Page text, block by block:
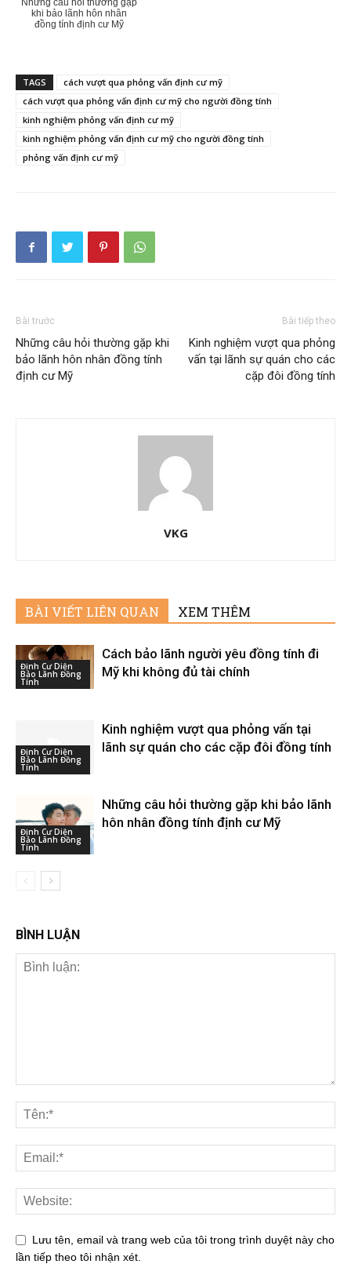
Những câu hỏi thường gặp
khi bảo lãnh hôn nhân
đồng tính định cư Mỹ
TAGS
cách vượt qua phỏng vấn định cư mỹ
cách vượt qua phỏng vấn định cư mỹ cho người đồng tính
kinh nghiệm phỏng vấn định cư mỹ
kinh nghiệm phỏng vấn định cư mỹ cho người đồng tính
phỏng vấn định cư mỹ
Bài trước
Những câu hỏi thường gặp khi
bảo lãnh hôn nhân đồng tính
định cư Mỹ
Bài tiếp theo
Kinh nghiệm vượt qua phỏng
vấn tại lãnh sự quán cho các
cặp đôi đồng tính
VKG
BÀI VIẾT LIÊN QUAN XEM THÊM
Định Cư Diện
Bảo Lãnh Đồng
Tính
Cách bảo lãnh người yêu đồng tính đi
Mỹ khi không đủ tài chính
Định Cư Diện
Bảo Lãnh Đồng
Tính
Kinh nghiệm vượt qua phỏng vấn tại
lãnh sự quán cho các cặp đôi đồng tính
Định Cư Diện
Bảo Lãnh Đồng
Tính
Những câu hỏi thường gặp khi bảo lãnh
hôn nhân đồng tính định cư Mỹ
BÌNH LUẬN
Lưu tên, email và trang web của tôi trong trình duyệt này cho
lần tiếp theo tôi nhận xét.